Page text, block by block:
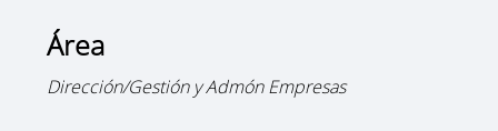
Área
Dirección/Gestión y Admón Empresas